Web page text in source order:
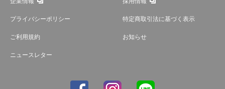
プライバシーポリシー 特定商取引法に基づく表示
ご利用規約 お知らせ
ニュースレター